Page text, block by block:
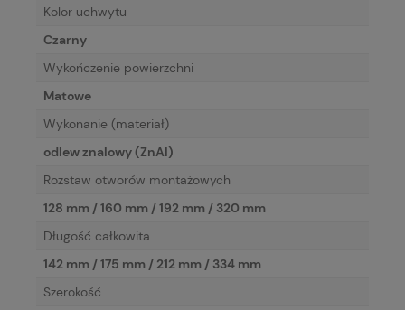
Kolor uchwytu
Czarny
Wykończenie powierzchni
Matowe
Wykonanie (materiał)
odlew znalowy (ZnAl)
Rozstaw otworów montażowych
128 mm / 160 mm / 192 mm / 320 mm
Długość całkowita
142 mm / 175 mm / 212 mm / 334 mm
Szerokość